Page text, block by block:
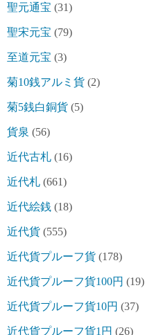
聖元通宝 (31)
聖宋元宝 (79)
至道元宝 (3)
菊10銭アルミ貨 (2)
菊5銭白銅貨 (5)
貨泉 (56)
近代古札 (16)
近代札 (661)
近代絵銭 (18)
近代貨 (555)
近代貨プルーフ貨 (178)
近代貨プルーフ貨100円 (19)
近代貨プルーフ貨10円 (37)
近代貨プルーフ貨1円 (26)